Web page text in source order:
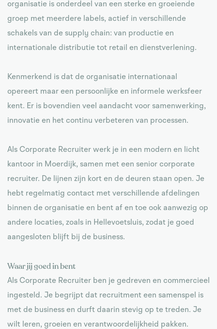
organisatie is onderdeel van een sterke en groeiende
groep met meerdere labels, actief in verschillende
schakels van de supply chain: van productie en
internationale distributie tot retail en dienstverlening.
Kenmerkend is dat de organisatie internationaal
opereert maar een persoonlijke en informele werksfeer
kent. Er is bovendien veel aandacht voor samenwerking,
innovatie en het continu verbeteren van processen.
Als Corporate Recruiter werk je in een modern en licht
kantoor in Moerdijk, samen met een senior corporate
recruiter. De lijnen zijn kort en de deuren staan open. Je
hebt regelmatig contact met verschillende afdelingen
binnen de organisatie en bent af en toe ook aanwezig op
andere locaties, zoals in Hellevoetsluis, zodat je goed
aangesloten blijft bij de business.
Waar jij goed in bent
Als Corporate Recruiter ben je gedreven en commercieel
ingesteld. Je begrijpt dat recruitment een samenspel is
met de business en durft daarin stevig op te treden. Je
wilt leren, groeien en verantwoordelijkheid pakken.